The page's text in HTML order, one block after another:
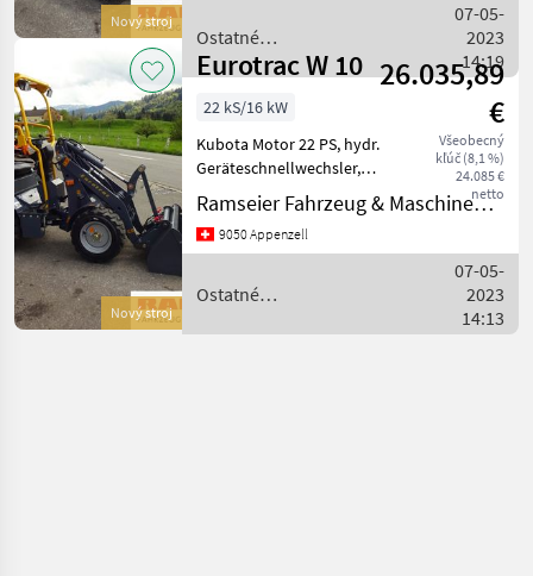
Nový stroj
31x15.5-15, Gewicht 2300kg
Div
Ostatné
poľnohospodárske silové
stroje / Eurotrac
07-05-
2023
14:19
Nový stroj
Eurotrac W 10 26.035,89
€
Všeobecný
kľúč (8,1 %)
24.085 €
netto
22 kS/16 kW
Kubota Motor 22 PS, hydr.
Geräteschnellwechsler,
Zusatzsteurkreis,
Schutzdach, Bereifung
23x8.5-12, Gewicht 1060kg.
Hoflader und Anbaugeräte
Ramseier Fahrzeug & Maschinen AG
9050 Appenzell
Ostatné
stroje / Eurotrac
07-05-
2023
14:13